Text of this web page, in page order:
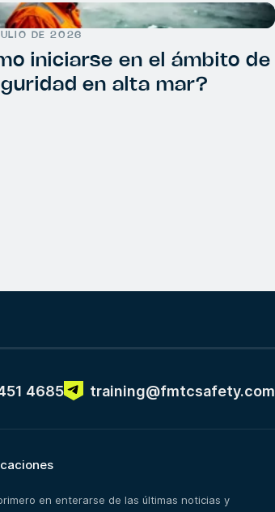
DE 2026
iniciarse en el ámbito de
en alta mar?
4685 training@fmtcsafety.com
en enterarse de las últimas noticias y